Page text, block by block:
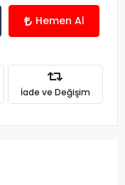
Hemen Al
İade ve Değişim